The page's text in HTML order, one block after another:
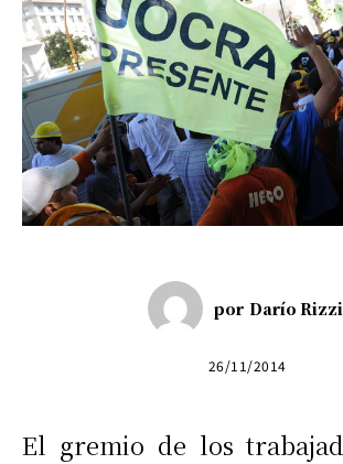
por Darío Rizzi
26/11/2014
El gremio de los